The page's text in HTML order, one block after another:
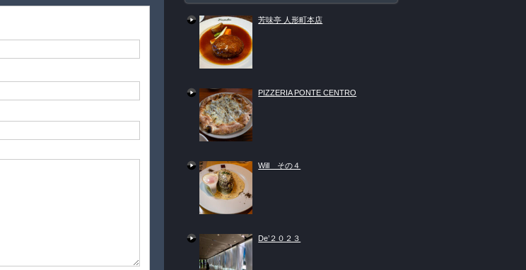
芳味亭 人形町本店
PIZZERIA PONTE CENTRO
Will その４
De’２０２３